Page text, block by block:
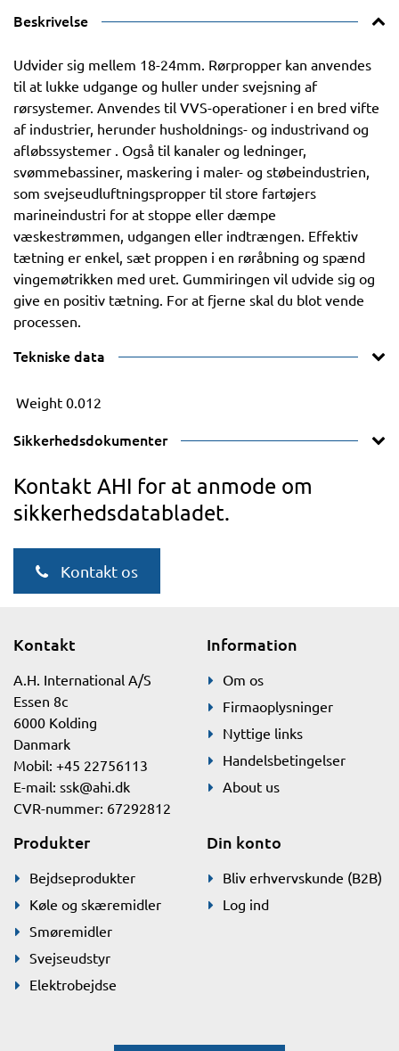
Beskrivelse
Udvider sig mellem 18-24mm. Rørpropper kan anvendes
til at lukke udgange og huller under svejsning af
rørsystemer. Anvendes til VVS-operationer i en bred vifte
af industrier, herunder husholdnings- og industrivand og
afløbssystemer . Også til kanaler og ledninger,
svømmebassiner, maskering i maler- og støbeindustrien,
som svejseudluftningspropper til store fartøjers
marineindustri for at stoppe eller dæmpe
væskestrømmen, udgangen eller indtrængen. Effektiv
tætning er enkel, sæt proppen i en røråbning og spænd
vingemøtrikken med uret. Gummiringen vil udvide sig og
give en positiv tætning. For at fjerne skal du blot vende
processen.
Tekniske data
Weight 0.012
Sikkerhedsdokumenter
Kontakt AHI for at anmode om
sikkerhedsdatabladet.
Kontakt os
Kontakt
A.H. International A/S
Essen 8c
6000 Kolding
Danmark
Mobil: +45 22756113
E-mail: ssk@ahi.dk
CVR-nummer: 67292812
Information
Om os
Firmaoplysninger
Nyttige links
Handelsbetingelser
About us
Produkter
Bejdseprodukter
Køle og skæremidler
Smøremidler
Svejseudstyr
Elektrobejdse
Din konto
Bliv erhvervskunde (B2B)
Log ind